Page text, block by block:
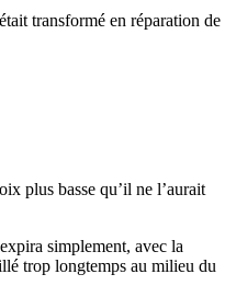
transformé en réparation de
plus basse qu’il ne l’aurait
simplement, avec la
trop longtemps au milieu du